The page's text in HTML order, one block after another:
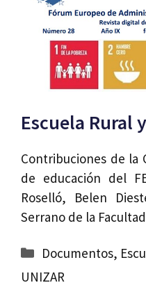
Escuela Rural
Contribuciones de la
de educación del
Roselló, Belen
Serrano de la
Categorías
Documentos,
UNIZAR